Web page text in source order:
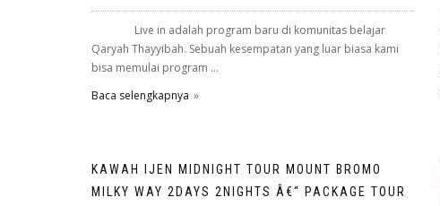
Live in adalah program baru di komunitas belajar
Qaryah Thayyibah. Sebuah kesempatan yang luar biasa kami
bisa memulai program ...
Baca selengkapnya
KAWAH IJEN MIDNIGHT TOUR MOUNT BROMO
MILKY WAY 2DAYS 2NIGHTS Â€“ PACKAGE TOUR